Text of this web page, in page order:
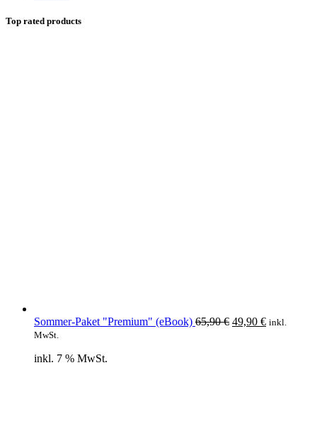
Top rated products
Sommer-Paket "Premium" (eBook) 65,90€ Ursprünglicher
49,90 €Aktueller
inkl.
MwSt.
inkl. 7 % MwSt.